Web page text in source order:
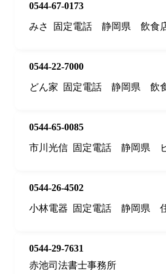
0544-67-0173
みさ
固定電話 静岡県 飲食
0544-22-7000
どん家
固定電話 静岡県 飲
0544-65-0085
市川光信 固定電話 静岡県
0544-26-4502
小林電器
固定電話 静岡県
0544-29-7631
赤池司法書士事務所